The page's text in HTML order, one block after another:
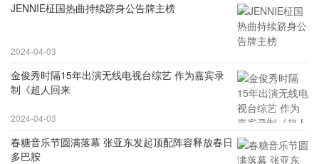
JENNIE柾国热曲持续跻身公告牌主榜
2024-04-03
金俊秀时隔15年出演无线电视台综艺 作为嘉宾录
制《超人回来
2024-04-03
春糖音乐节圆满落幕 张亚东发起顶配阵容释放春日
多巴胺